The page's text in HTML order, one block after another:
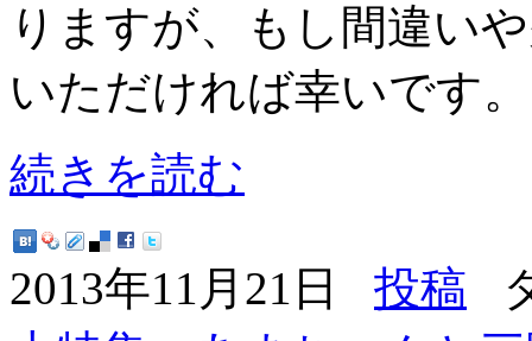
りますが、もし間違い
いただければ幸いです。
続きを読む
2013年11月21日 投稿